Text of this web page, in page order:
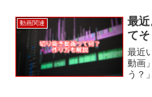
ト
動画関連
最
て
最近
動画
う？